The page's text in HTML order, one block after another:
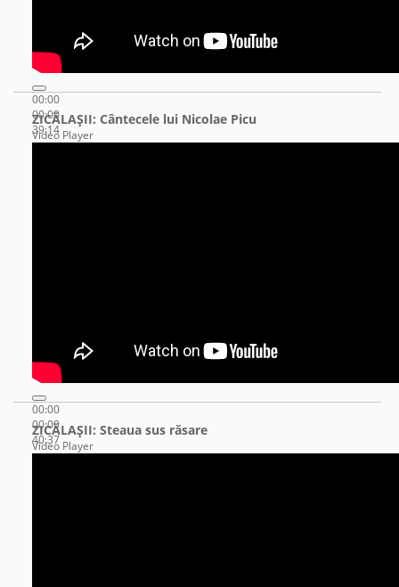
00:00
00:00
39:14
ZICĂLAŞII: Cântecele lui Nicolae Picu
Video Player
00:00
00:00
40:37
ZICĂLAŞII: Steaua sus răsare
Video Player